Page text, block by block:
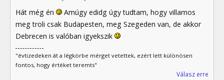
Hát még én
Amúgy edidg úgy tudtam, hogy villamos
meg troli csak Budapesten, meg Szegeden van, de akkor
Debrecen is valóban igyekszik
"évtizedeken át a légkörbe mérget vetettek, ezért lett különösen
fontos, hogy értéket teremts"
Válasz erre